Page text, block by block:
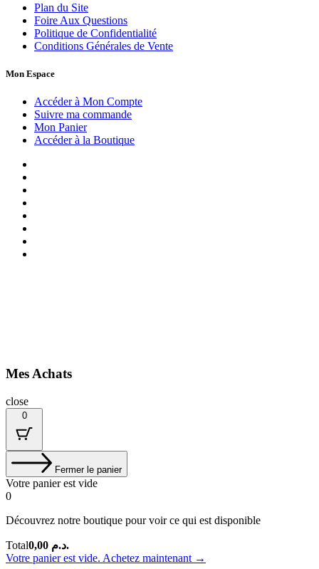
Plan du Site
Foire Aux Questions
Politique de Confidentialité
Conditions Générales de Vente
Mon Espace
Accéder à Mon Compte
Suivre ma commande
Mon Panier
Accéder à la Boutique
Mes Achats
close
0
Fermer le panier
Votre panier est vide
0
Découvrez notre boutique pour voir ce qui est disponible
Total
du
Total0,00
د.م.
Votre panier est vide. Achetez maintenant →